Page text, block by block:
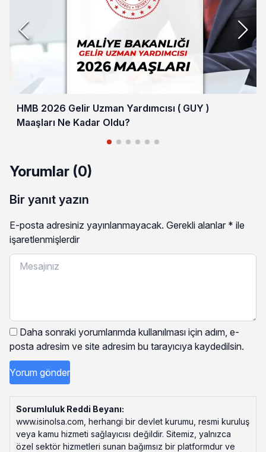
HMB 2026 Gelir Uzman Yardımcısı ( GUY )
Maaşları Ne Kadar Oldu?
Yorumlar (0)
Bir yanıt yazın
E-posta adresiniz yayınlanmayacak. Gerekli alanlar * ile
işaretlenmişlerdir
Daha sonraki yorumlarımda kullanılması için adım, e-
posta adresim ve site adresim bu tarayıcıya kaydedilsin.
Sorumluluk Reddi Beyanı:
www.isinolsa.com, herhangi bir devlet kurumu, resmi kuruluş
veya kamu hizmeti sağlayıcısı değildir. Sitemiz, yalnızca
özel sektör hizmetleri sunan bağımsız bir platformdur ve